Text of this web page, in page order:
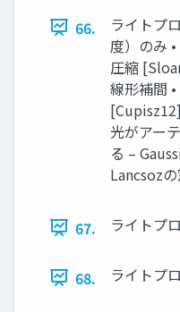
66.
ライトプ
度）のみ
圧縮
線形補間
光がアー
る –
Lancsoz
67. ライトプ
68. ライトプ